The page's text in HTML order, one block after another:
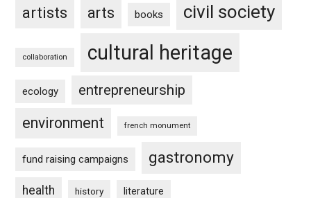
artists arts books civil society
collaboration cultural heritage
ecology entrepreneurship
environment french monument
fund raising campaigns gastronomy
health history literature